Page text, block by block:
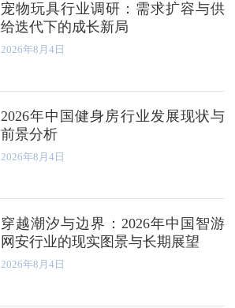
宠物玩具行业调研：需求扩容与供
给迭代下的成长新局
2026年8月4日
2026年中国健身房行业发展现状与
前景分析
2026年8月4日
穿越潮汐与边界：2026年中国智游
网安行业的现实图景与长期展望
2026年8月4日